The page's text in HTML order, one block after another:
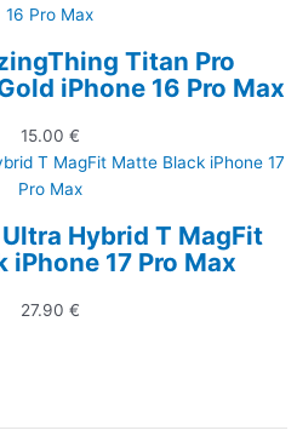
Titan Pro
iPhone 16 Pro Max
15.00 €
Hybrid T MagFit
iPhone 17 Pro Max
27.90 €